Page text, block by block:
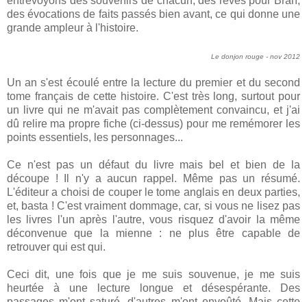
des évocations de faits passés bien avant, ce qui donne une
grande ampleur à l'histoire.
Le donjon rouge - nov 2012
Un an s'est écoulé entre la lecture du premier et du second
tome français de cette histoire. C'est très long, surtout pour
un livre qui ne m'avait pas complètement convaincu, et j'ai
dû relire ma propre fiche (ci-dessus) pour me remémorer les
points essentiels, les personnages...
Ce n'est pas un défaut du livre mais bel et bien de la
découpe ! Il n'y a aucun rappel. Même pas un résumé.
L'éditeur a choisi de couper le tome anglais en deux parties,
et, basta ! C'est vraiment dommage, car, si vous ne lisez pas
les livres l'un après l'autre, vous risquez d'avoir la même
déconvenue que la mienne : ne plus être capable de
retrouver qui est qui.
Ceci dit, une fois que je me suis souvenue, je me suis
heurtée à une lecture longue et désespérante. Des